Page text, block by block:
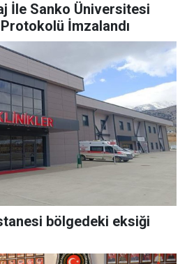
İle Sanko Üniversitesi
İmzalandı
bölgedeki eksiği